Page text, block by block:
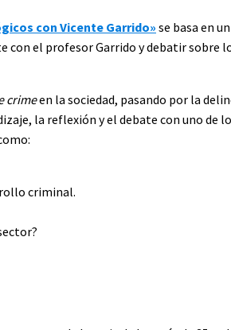
con Vicente Garrido»se basa en
con el profesor Garrido y debatir sobre
crimeen la sociedad, pasando por la
la reflexión y el debate con uno de
criminal.